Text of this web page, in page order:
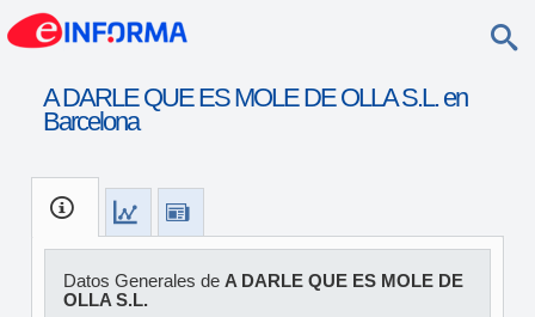
A DARLE QUE ES MOLE DE OLLA S.L. en
Barcelona
Datos Generales de A DARLE QUE ES MOLE DE
OLLA S.L.